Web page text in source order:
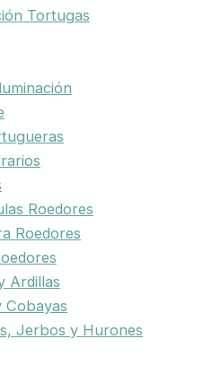
Tortugas
Roedores
Roedores
Ardillas
Cobayas
Jerbos y Hurones